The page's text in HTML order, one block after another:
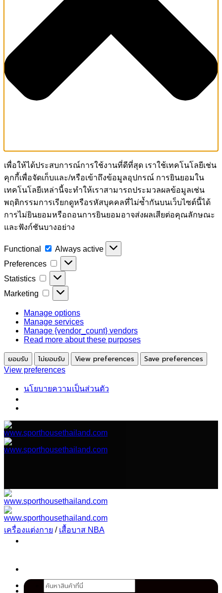
เพื่อให้ได้ประสบการณ์การใช้งานที่ดีที่สุด เราใช้เทคโนโลยีเช่น
คุกกี้เพื่อจัดเก็บและ/หรือเข้าถึงข้อมูลอุปกรณ์ การยินยอมใน
เทคโนโลยีเหล่านี้จะทำให้เราสามารถประมวลผลข้อมูลเช่น
พฤติกรรมการเรียกดูหรือรหัสบุคคลที่ไม่ซ้ำกันบนเว็บไซต์นี้ได้
การไม่ยินยอมหรือถอนการยินยอมอาจส่งผลเสียต่อคุณลักษณะ
และฟังก์ชันบางอย่าง
Functional Functional
Always active
Preferences
Preferences
Statistics Statistics
Marketing Marketing
Manage options
Manage services
Manage {vendor_count} vendors
Read more about these purposes
ยอมรับ ไม่ยอมรับ View preferences Save preferences
View preferences
นโยบายความเป็นส่วนตัว
ข้าม
ไป
ยัง
ค้นหา:
เครื่องแต่งกาย / เสื้อบาส NBA